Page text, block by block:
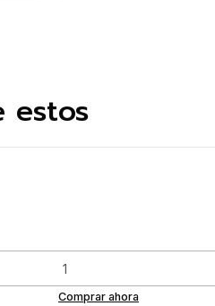
estos
Comprar ahora